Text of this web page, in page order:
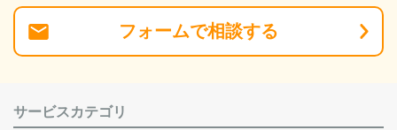
フォームで相談する
サービスカテゴリ